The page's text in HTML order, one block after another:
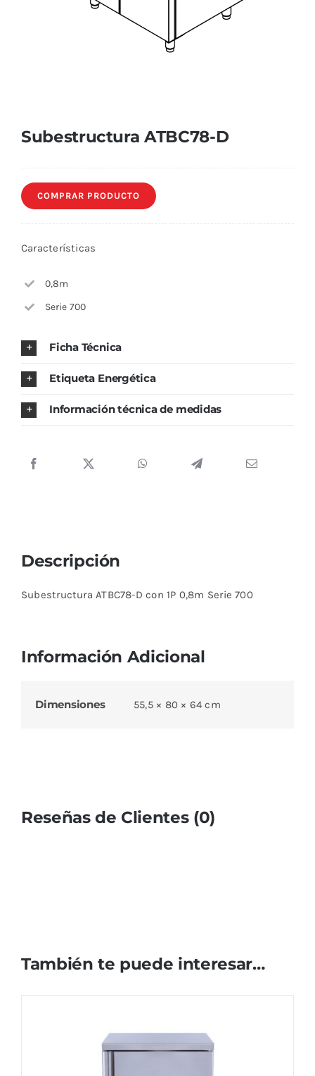
Subestructura ATBC78-D
COMPRAR PRODUCTO
Características
0,8m
Serie 700
Ficha Técnica
Etiqueta Energética
Información técnica de medidas
Descripción
Subestructura ATBC78-D con 1P 0,8m Serie 700
Información Adicional
Dimensiones 55,5 × 80 × 64 cm
Reseñas de Clientes (0)
También te puede interesar…